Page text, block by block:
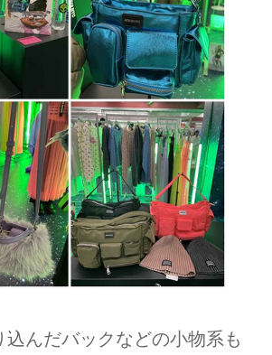
込んだバックなどの小物系も